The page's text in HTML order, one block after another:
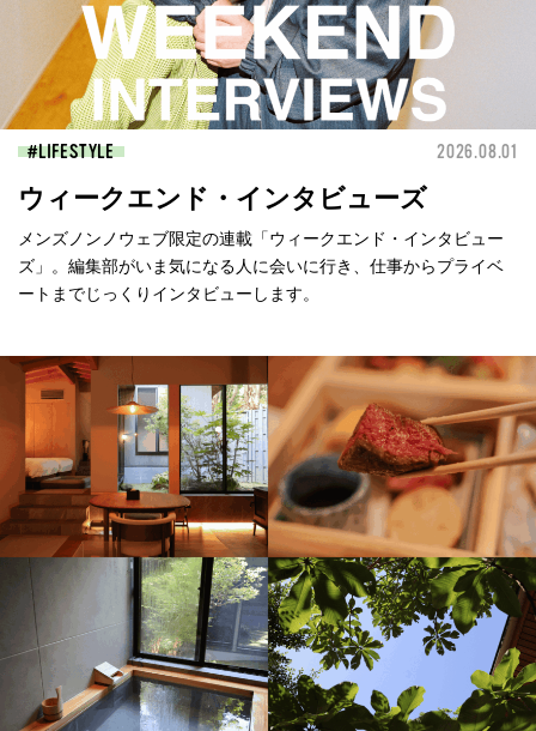
LIFESTYLE 2026.08.01
ウィークエンド・インタビューズ
メンズノンノウェブ限定の連載「ウィークエンド・インタビュー
ズ」。編集部がいま気になる人に会いに行き、仕事からプライベ
ートまでじっくりインタビューします。